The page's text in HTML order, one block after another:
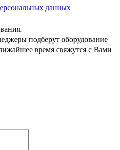
данных
подберут оборудование
время свяжутся с Вами